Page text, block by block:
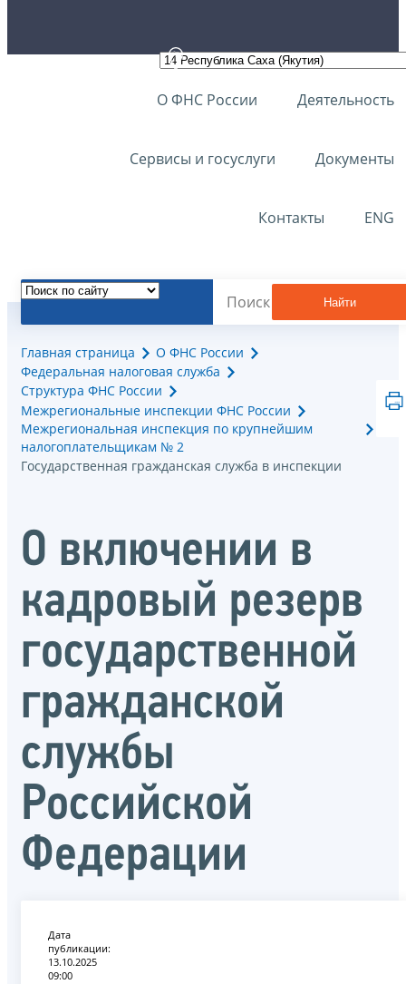
О ФНС России Деятельность
Сервисы и госуслуги Документы
Контакты ENG
Найти
Главная страница
О ФНС России
Федеральная налоговая служба
Структура ФНС России
Межрегиональные инспекции ФНС России
Межрегиональная инспекция по крупнейшим
налогоплательщикам № 2
Государственная гражданская служба в инспекции
О включении в
кадровый резерв
государственной
гражданской
службы
Российской
Федерации
Дата
публикации:
13.10.2025
09:00